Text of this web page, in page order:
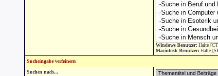
Windows Benutzer: Halte
Macintosh Benutzer: Halte
Sucheingabe verfeinern
Suchen nach...